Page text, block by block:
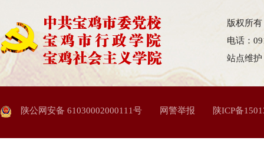
版权所
电话：
站点维
陕公网安备 61030002000111号 网警举报 陕ICP备